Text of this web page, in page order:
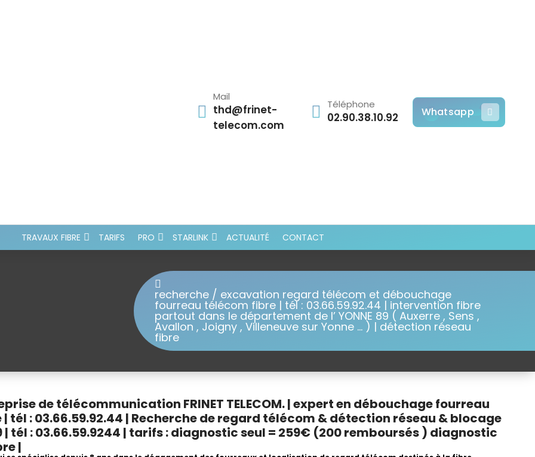
Mail
thd@frinet-
telecom.com
Téléphone
02.90.38.10.92 Whatsapp
TRAVAUX FIBRE TARIFS PRO STARLINK ACTUALITÉ CONTACT
recherche / excavation regard télécom et débouchage
fourreau télécom fibre | tél : 03.66.59.92.44 | intervention fibre
partout dans le département de l’ YONNE 89 ( Auxerre , Sens ,
Avallon , Joigny , Villeneuve sur Yonne … ) | détection réseau
fibre
de télécommunication FRINET TELECOM. | expert en débouchage fourreau
tél : 03.66.59.92.44 | Recherche de regard télécom & détection réseau & blocage
tél : 03.66.59.9244 | tarifs : diagnostic seul = 259€ (200 remboursés ) diagnostic
|